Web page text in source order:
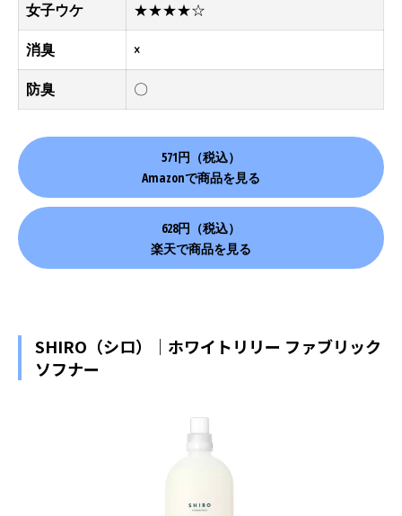
女子ウケ ★★★★☆
消臭 ×
防臭 〇
571円（税込）
Amazonで商品を見る
628円（税込）
楽天で商品を見る
SHIRO（シロ）｜ホワイトリリー ファブリック
ソフナー